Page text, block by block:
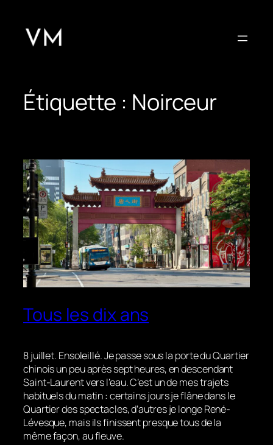
contenu
Étiquette : Noirceur
Tous les dix ans
8 juillet. Ensoleillé. Je passe sous la porte du Quartier
chinois un peu après sept heures, en descendant
Saint-Laurent vers l’eau. C’est un de mes trajets
habituels du matin : certains jours je flâne dans le
Quartier des spectacles, d’autres je longe René-
Lévesque, mais ils finissent presque tous de la
même façon, au fleuve.